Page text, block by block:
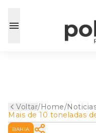
Voltar/Home/
Mais de 10 toneladas
material reciclável são
coletadas no São João
BAHIA